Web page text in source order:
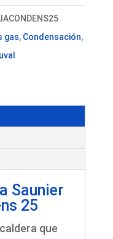
gas, Condensación,
Saunier
25
que